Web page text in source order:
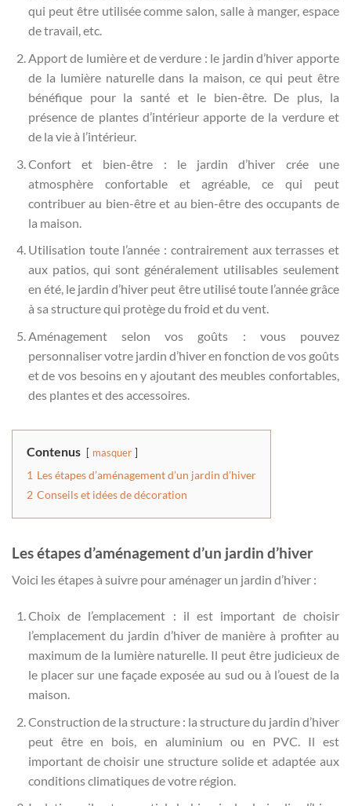
qui peut être utilisée comme salon, salle à manger, espace
de travail, etc.
Apport de lumière et de verdure : le jardin d’hiver apporte
de la lumière naturelle dans la maison, ce qui peut être
bénéfique pour la santé et le bien-être. De plus, la
présence de plantes d’intérieur apporte de la verdure et
de la vie à l’intérieur.
Confort et bien-être : le jardin d’hiver crée une
atmosphère confortable et agréable, ce qui peut
contribuer au bien-être et au bien-être des occupants de
la maison.
Utilisation toute l’année : contrairement aux terrasses et
aux patios, qui sont généralement utilisables seulement
en été, le jardin d’hiver peut être utilisé toute l’année grâce
à sa structure qui protège du froid et du vent.
Aménagement selon vos goûts : vous pouvez
personnaliser votre jardin d’hiver en fonction de vos goûts
et de vos besoins en y ajoutant des meubles confortables,
des plantes et des accessoires.
Contenus masquer
1 Les étapes d’aménagement d’un jardin d’hiver
2 Conseils et idées de décoration
Les étapes d’aménagement d’un jardin d’hiver
Voici les étapes à suivre pour aménager un jardin d’hiver :
Choix de l’emplacement : il est important de choisir
l’emplacement du jardin d’hiver de manière à profiter au
maximum de la lumière naturelle. Il peut être judicieux de
le placer sur une façade exposée au sud ou à l’ouest de la
maison.
Construction de la structure : la structure du jardin d’hiver
peut être en bois, en aluminium ou en PVC. Il est
important de choisir une structure solide et adaptée aux
conditions climatiques de votre région.